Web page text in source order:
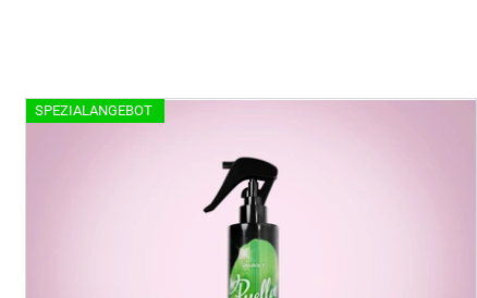
s
L
i SPEZIALANGEBOT